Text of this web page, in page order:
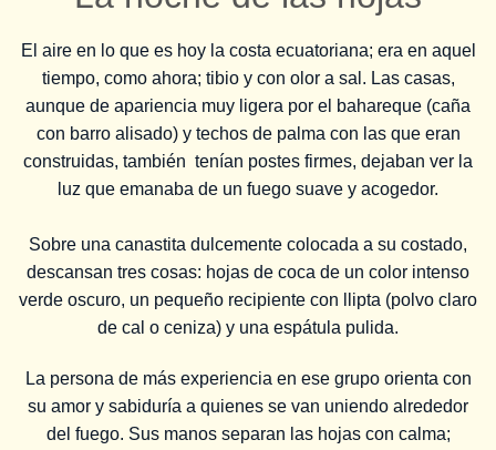
El aire en lo que es hoy la costa ecuatoriana; era en aquel
tiempo, como ahora; tibio y con olor a sal. Las casas,
aunque de apariencia muy ligera por el bahareque (caña
con barro alisado) y techos de palma con las que eran
construidas, también tenían postes firmes, dejaban ver la
luz que emanaba de un fuego suave y acogedor.
Sobre una canastita dulcemente colocada a su costado,
descansan tres cosas: hojas de coca de un color intenso
verde oscuro, un pequeño recipiente con llipta (polvo claro
de cal o ceniza) y una espátula pulida.
La persona de más experiencia en ese grupo orienta con
su amor y sabiduría a quienes se van uniendo alrededor
del fuego. Sus manos separan las hojas con calma;